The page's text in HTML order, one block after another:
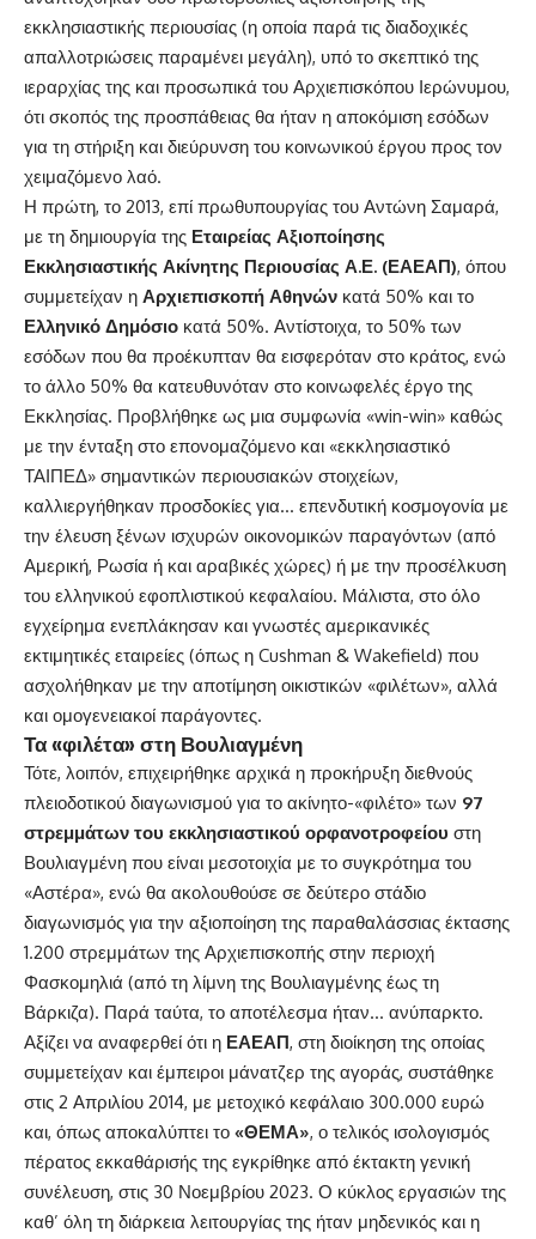
εκκλησιαστικής περιουσίας (η οποία παρά τις διαδοχικές
απαλλοτριώσεις παραμένει μεγάλη), υπό το σκεπτικό της
ιεραρχίας της και προσωπικά του Αρχιεπισκόπου Ιερώνυμου,
ότι σκοπός της προσπάθειας θα ήταν η αποκόμιση εσόδων
για τη στήριξη και διεύρυνση του κοινωνικού έργου προς τον
χειμαζόμενο λαό.
Η πρώτη, το 2013, επί πρωθυπουργίας του Αντώνη Σαμαρά,
με τη δημιουργία της Εταιρείας Αξιοποίησης
Εκκλησιαστικής Ακίνητης Περιουσίας Α.Ε. (ΕΑΕΑΠ), όπου
συμμετείχαν η Αρχιεπισκοπή Αθηνών κατά 50% και το
Ελληνικό Δημόσιο κατά 50%. Αντίστοιχα, το 50% των
εσόδων που θα προέκυπταν θα εισφερόταν στο κράτος, ενώ
το άλλο 50% θα κατευθυνόταν στο κοινωφελές έργο της
Εκκλησίας. Προβλήθηκε ως μια συμφωνία «win-win» καθώς
με την ένταξη στο επονομαζόμενο και «εκκλησιαστικό
ΤΑΙΠΕΔ» σημαντικών περιουσιακών στοιχείων,
καλλιεργήθηκαν προσδοκίες για… επενδυτική κοσμογονία με
την έλευση ξένων ισχυρών οικονομικών παραγόντων (από
Αμερική, Ρωσία ή και αραβικές χώρες) ή με την προσέλκυση
του ελληνικού εφοπλιστικού κεφαλαίου. Μάλιστα, στο όλο
εγχείρημα ενεπλάκησαν και γνωστές αμερικανικές
εκτιμητικές εταιρείες (όπως η Cushman & Wakefield) που
ασχολήθηκαν με την αποτίμηση οικιστικών «φιλέτων», αλλά
και ομογενειακοί παράγοντες.
Τα «φιλέτα» στη Βουλιαγμένη
Τότε, λοιπόν, επιχειρήθηκε αρχικά η προκήρυξη διεθνούς
πλειοδοτικού διαγωνισμού για το ακίνητο-«φιλέτο» των 97
στρεμμάτων του εκκλησιαστικού ορφανοτροφείου στη
Βουλιαγμένη που είναι μεσοτοιχία με το συγκρότημα του
«Αστέρα», ενώ θα ακολουθούσε σε δεύτερο στάδιο
διαγωνισμός για την αξιοποίηση της παραθαλάσσιας έκτασης
1.200 στρεμμάτων της Αρχιεπισκοπής στην περιοχή
Φασκομηλιά (από τη λίμνη της Βουλιαγμένης έως τη
Βάρκιζα). Παρά ταύτα, το αποτέλεσμα ήταν… ανύπαρκτο.
Αξίζει να αναφερθεί ότι η ΕΑΕΑΠ, στη διοίκηση της οποίας
συμμετείχαν και έμπειροι μάνατζερ της αγοράς, συστάθηκε
στις 2 Απριλίου 2014, με μετοχικό κεφάλαιο 300.000 ευρώ
και, όπως αποκαλύπτει το «ΘΕΜΑ», ο τελικός ισολογισμός
πέρατος εκκαθάρισής της εγκρίθηκε από έκτακτη γενική
συνέλευση, στις 30 Νοεμβρίου 2023. Ο κύκλος εργασιών της
καθ’ όλη τη διάρκεια λειτουργίας της ήταν μηδενικός και η